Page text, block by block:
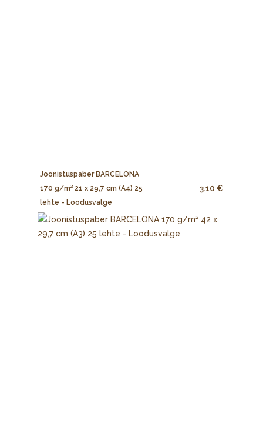
Joonistuspaber BARCELONA
170 g/m² 21 x 29,7 cm (A4) 25
lehte - Loodusvalge
3.10 €